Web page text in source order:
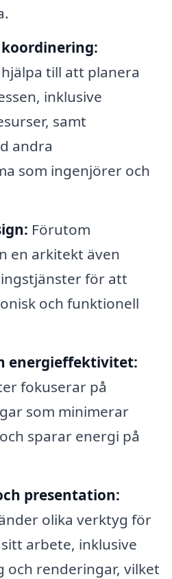
till att planera
inklusive
samt
andra
som ingenjörer och
Förutom
en arkitekt även
för att
och funktionell
energieffektivitet:
fokuserar på
som minimerar
sparar energi på
presentation:
olika verktyg för
arbete, inklusive
och renderingar, vilket